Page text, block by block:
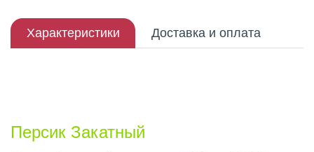
Характеристики Доставка и оплата
Персик Закатный